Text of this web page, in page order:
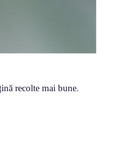
recolte mai bune.